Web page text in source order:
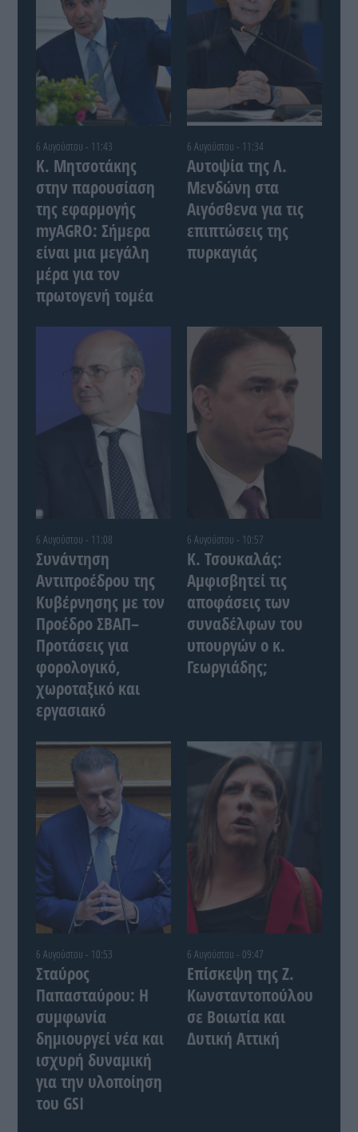
6 Αυγούστου - 11:43
Κ. Μητσοτάκης
στην παρουσίαση
της εφαρμογής
myAGRO: Σήμερα
είναι μια μεγάλη
μέρα για τον
πρωτογενή τομέα
6 Αυγούστου - 11:34
Αυτοψία της Λ.
Μενδώνη στα
Αιγόσθενα για τις
επιπτώσεις της
πυρκαγιάς
6 Αυγούστου - 11:08
Συνάντηση
Αντιπροέδρου της
Κυβέρνησης με τον
Προέδρο ΣΒΑΠ–
Προτάσεις για
φορολογικό,
χωροταξικό και
εργασιακό
6 Αυγούστου - 10:57
Κ. Τσουκαλάς:
Αμφισβητεί τις
αποφάσεις των
συναδέλφων του
υπουργών ο κ.
Γεωργιάδης;
6 Αυγούστου - 10:53
Σταύρος
Παπασταύρου: Η
συμφωνία
δημιουργεί νέα και
ισχυρή δυναμική
για την υλοποίηση
του GSI
6 Αυγούστου - 09:47
Επίσκεψη της Ζ.
Κωνσταντοπούλου
σε Βοιωτία και
Δυτική Αττική